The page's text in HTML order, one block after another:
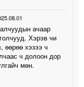
ачаар
Хэрэв чи
өөрөө хэзээ ч
ч долоон дор
мөн.